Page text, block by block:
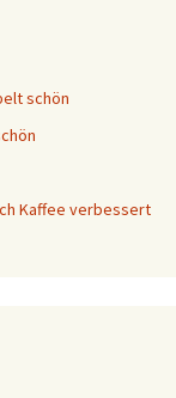
schön
Kaffee verbessert